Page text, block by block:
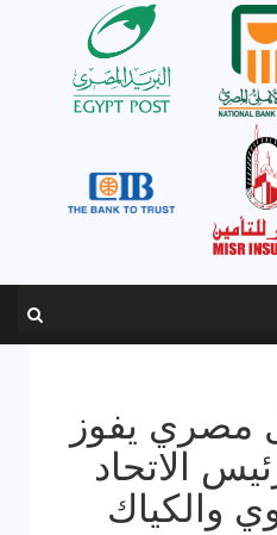
مصري يفوز
الاتحاد
والكياك